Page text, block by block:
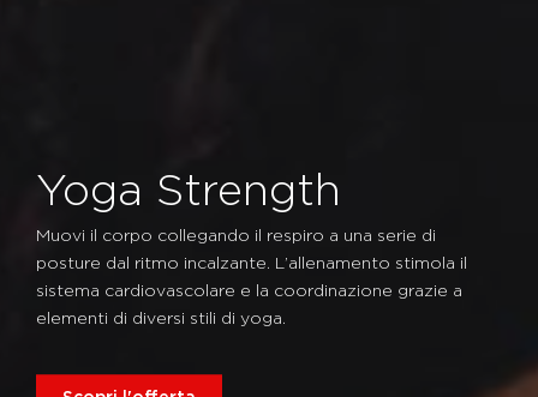
Yoga Strength
Muovi il corpo collegando il respiro a una serie di
posture dal ritmo incalzante. L’allenamento stimola il
sistema cardiovascolare e la coordinazione grazie a
elementi di diversi stili di yoga.